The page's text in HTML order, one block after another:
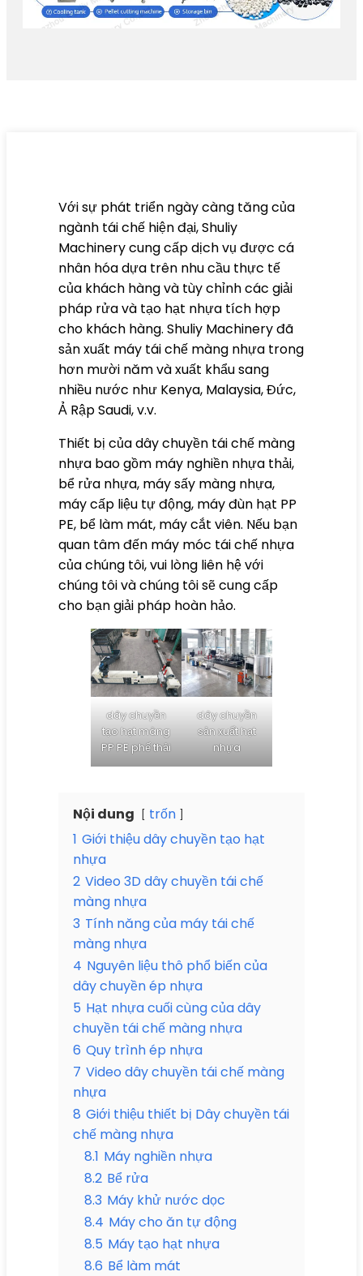
Với sự phát triển ngày càng tăng của
ngành tái chế hiện đại, Shuliy
Machinery cung cấp dịch vụ được cá
nhân hóa dựa trên nhu cầu thực tế
của khách hàng và tùy chỉnh các giải
pháp rửa và tạo hạt nhựa tích hợp
cho khách hàng. Shuliy Machinery đã
sản xuất máy tái chế màng nhựa trong
hơn mười năm và xuất khẩu sang
nhiều nước như Kenya, Malaysia, Đức,
Ả Rập Saudi, v.v.
Thiết bị của dây chuyền tái chế màng
nhựa bao gồm máy nghiền nhựa thải,
bể rửa nhựa, máy sấy màng nhựa,
máy cấp liệu tự động, máy đùn hạt PP
PE, bể làm mát, máy cắt viên. Nếu bạn
quan tâm đến máy móc tái chế nhựa
của chúng tôi, vui lòng liên hệ với
chúng tôi và chúng tôi sẽ cung cấp
cho bạn giải pháp hoàn hảo.
dây chuyền
tạo hạt màng
PP PE phế thải
dây chuyền
sản xuất hạt
nhựa
Nội dung
trốn
1 Giới thiệu dây chuyền tạo hạt
nhựa
2 Video 3D dây chuyền tái chế
màng nhựa
3 Tính năng của máy tái chế
màng nhựa
4 Nguyên liệu thô phổ biến của
dây chuyền ép nhựa
5 Hạt nhựa cuối cùng của dây
chuyền tái chế màng nhựa
6 Quy trình ép nhựa
7 Video dây chuyền tái chế màng
nhựa
8 Giới thiệu thiết bị Dây chuyền tái
chế màng nhựa
8.1 Máy nghiền nhựa
8.2 Bể rửa
8.3 Máy khử nước dọc
8.4 Máy cho ăn tự động
8.5 Máy tạo hạt nhựa
8.6 Bể làm mát